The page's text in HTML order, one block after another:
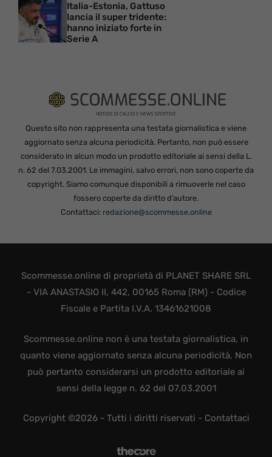
Italia-Estonia, Gattuso
lancia il super tridente:
hanno iniziato forte in
Serie A
Questo sito non rappresenta una testata giornalistica e viene
aggiornato senza alcuna periodicità. Pertanto, non può essere
considerato in alcun modo un prodotto editoriale ai sensi della L.
n. 62 del 7.03.2001. Le immagini, salvo errori, non sono coperte da
copyright. Siamo comunque disponibili a rimuoverle nel caso
fossero coperte da diritto d’autore.
Contattaci: redazione@scommesse.online
Scommesse.online di proprietà di PLANET SHARE SRL
- VIA ANASTASIO II, 442, 00165 Roma (RM) - Codice
Fiscale e Partita I.V.A. 13461621008
Scommesse.online non è una testata giornalistica, in
quanto viene aggiornato senza alcuna periodicità. Non
può pertanto considerarsi un prodotto editoriale ai
sensi della legge n. 62 del 07.03.2001
Copyright ©2026 - Tutti i diritti riservati - Contattaci